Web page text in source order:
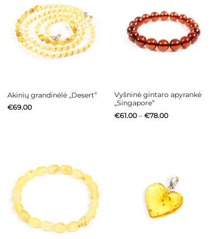
Akinių grandinėlė „Desert”
€69.00
Vyšninė gintaro apyrankė
„Singapore”
€61.00 – €78.00Price